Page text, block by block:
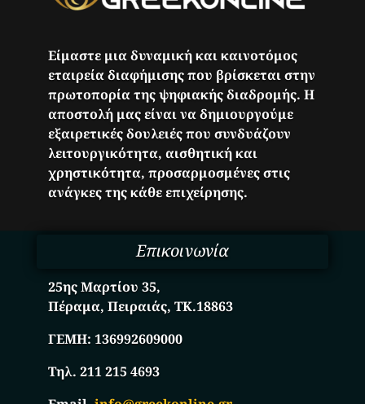
Είμαστε μια δυναμική και καινοτόμος
εταιρεία διαφήμισης που βρίσκεται στην
πρωτοπορία της ψηφιακής διαδρομής. Η
αποστολή μας είναι να δημιουργούμε
εξαιρετικές δουλειές που συνδυάζουν
λειτουργικότητα, αισθητική και
χρηστικότητα, προσαρμοσμένες στις
ανάγκες της κάθε επιχείρησης.
Επικοινωνία
25ης Μαρτίου 35,
Πέραμα, Πειραιάς, ΤΚ.18863
ΓΕΜΗ:136992609000
Τηλ. 211 215 4693